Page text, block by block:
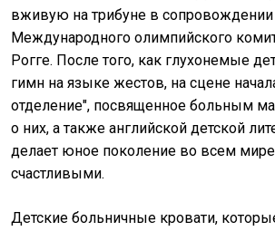
вживую на трибуне в
Международного олимпийского
Рогге. После того, как глухонемые
гимн на языке жестов, на сцене
отделение", посвященное больным
о них, а также английской детской
делает юное поколение во всем
счастливыми.
Детские больничные кровати,